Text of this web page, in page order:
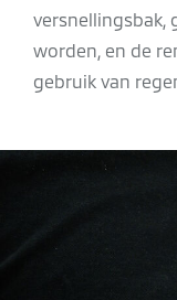
versnellingsbak,
worden, en de
gebruik van